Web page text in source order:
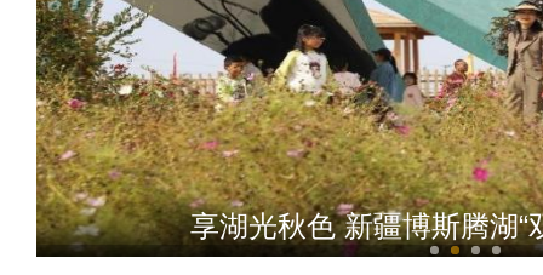
享湖光秋色 新疆博斯腾湖“
新疆江布拉克景区